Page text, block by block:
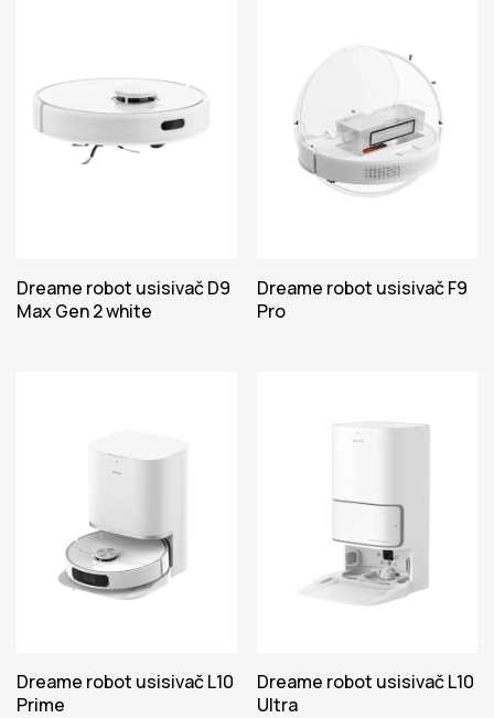
Dreame robot usisivač D9
Max Gen 2 white
Dreame robot usisivač F9
Pro
Dreame robot usisivač L10
Prime
Dreame robot usisivač L10
Ultra